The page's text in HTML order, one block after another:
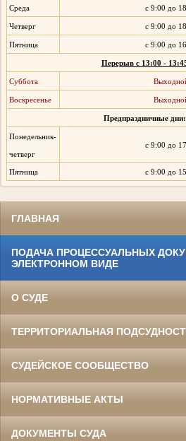
Среда с 9:00 до
Четверг с 9:00 до
Пятница с 9:00 до
Перерыв с 13:00 -
Суббота
Воскресенье
Предпраздничные дни:
Понедельник-
четверг
с 9:00 до
Пятница с 9:00 до
ГЛАВНАЯ
ПОДАЧА ПРОЦЕССУАЛЬНЫХ
ЭЛЕКТРОННОМ ВИДЕ
О СУДЕ
ТЕРРИТОРИАЛЬНАЯ
СУДЕЙСКОЕ СООБЩЕСТВО
НОРМАТИВНЫЕ АКТЫ
ДОКУМЕНТЫ СУДА